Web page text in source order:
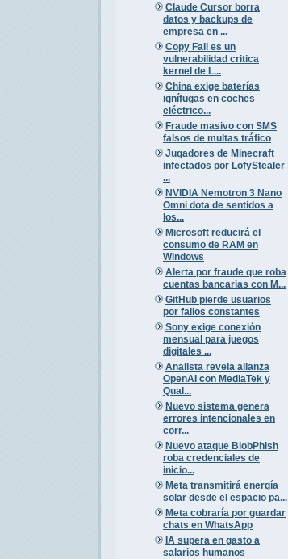
Claude Cursor borra
datos y backups de
empresa en ...
Copy Fail es un
vulnerabilidad critica
kernel de L...
China exige baterías
ignífugas en coches
eléctrico...
Fraude masivo con SMS
falsos de multas tráfico
Jugadores de Minecraft
infectados por LofyStealer
...
NVIDIA Nemotron 3 Nano
Omni dota de sentidos a
los...
Microsoft reducirá el
consumo de RAM en
Windows
Alerta por fraude que roba
cuentas bancarias con M...
GitHub pierde usuarios
por fallos constantes
Sony exige conexión
mensual para juegos
digitales ...
Analista revela alianza
OpenAI con MediaTek y
Qual...
Nuevo sistema genera
errores intencionales en
corr...
Nuevo ataque BlobPhish
roba credenciales de
inicio...
Meta transmitirá energía
solar desde el espacio pa...
Meta cobraría por guardar
chats en WhatsApp
IA supera en gasto a
salarios humanos